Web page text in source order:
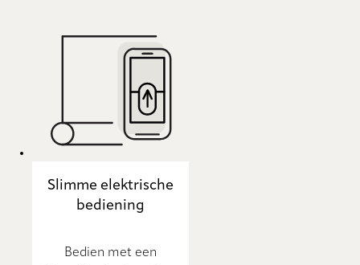
Slimme elektrische
bediening
Bedien met een